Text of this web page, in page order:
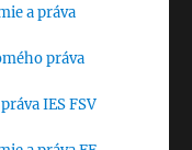
a práva
práva
IES FSV